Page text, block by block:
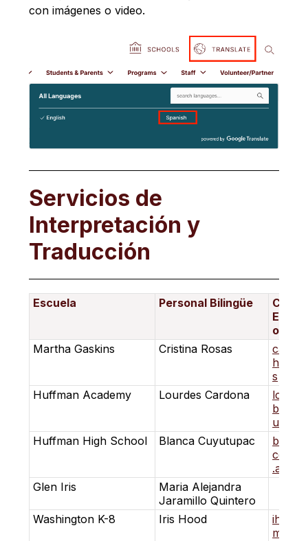
con imágenes o video.
Servicios de
Interpretación y
Traducción
Escuela Personal Bilingüe
o
Martha Gaskins
Cristina Rosas
s
Huffman Academy
Lourdes Cardona
us
Huffman High School
Blanca Cuyutupac
.al.us
Glen Iris
Maria Alejandra
Jaramillo Quintero
Washington K-8
Iris Hood